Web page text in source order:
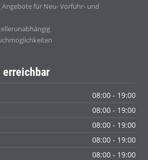
Angebote für Neu- Vorführ- und
08:00 - 19:00
08:00 - 19:00
08:00 - 19:00
08:00 - 19:00
08:00 - 19:00